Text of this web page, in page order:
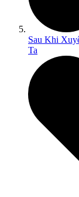
Sau Khi
Ta